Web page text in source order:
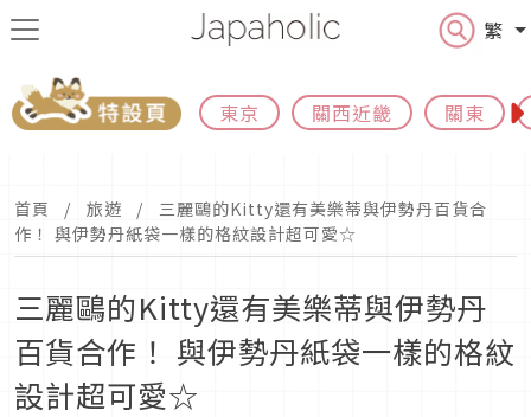
繁
東京 關西近畿 關東
首頁 旅遊
三麗鷗的Kitty還有美樂蒂與伊勢丹百貨合
作！ 與伊勢丹紙袋一樣的格紋設計超可愛☆
三麗鷗的Kitty還有美樂蒂與伊勢丹
百貨合作！ 與伊勢丹紙袋一樣的格紋
設計超可愛☆